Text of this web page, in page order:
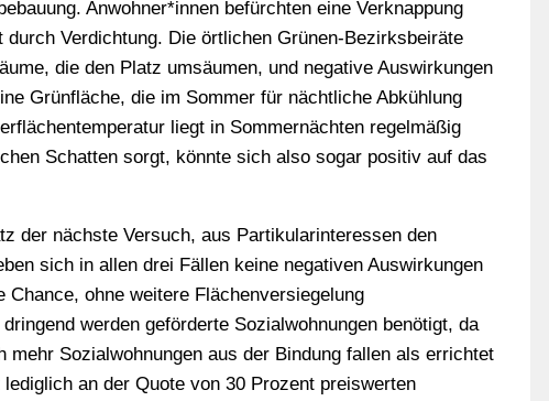
Anwohner*innen befürchten eine Verknappung
Verdichtung. Die örtlichen Grünen-Bezirksbeiräte
die den Platz umsäumen, und negative Auswirkungen
Grünfläche, die im Sommer für nächtliche Abkühlung
liegt in Sommernächten regelmäßig
Schatten sorgt, könnte sich also sogar positiv auf das
der nächste Versuch, aus Partikularinteressen den
sich in allen drei Fällen keine negativen Auswirkungen
ohne weitere Flächenversiegelung
werden geförderte Sozialwohnungen benötigt, da
Sozialwohnungen aus der Bindung fallen als errichtet
an der Quote von 30 Prozent preiswerten